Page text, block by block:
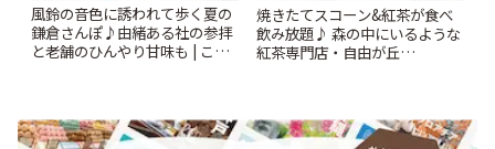
風鈴の音色に誘われて歩く夏の
鎌倉さんぽ♪由緒ある社の参拝
と老舗のひんやり甘味も | こと
焼きたてスコーン&紅茶が食べ
飲み放題♪ 森の中にいるような
紅茶専門店・自由が丘